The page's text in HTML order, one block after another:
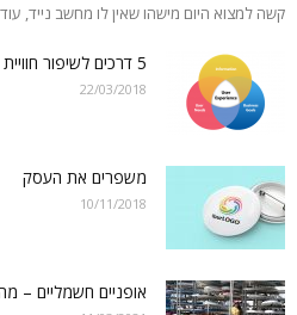
קשה למצוא היום מישהו שאין לו מחשב נייד, עוד
5 דרכים לשיפור חוויית המשתמש באתר שלכם
22/03/2018
משפרים את העסק
10/11/2018
אופניים חשמליים –